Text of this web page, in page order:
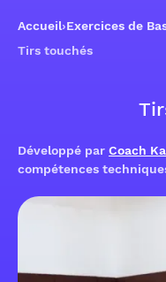
Accueil›Exercices de
Tirs touchés
Développé par Coach
compétences